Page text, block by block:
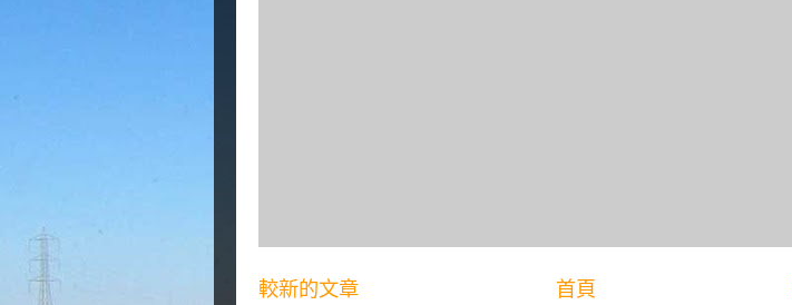
較新的文章 首頁